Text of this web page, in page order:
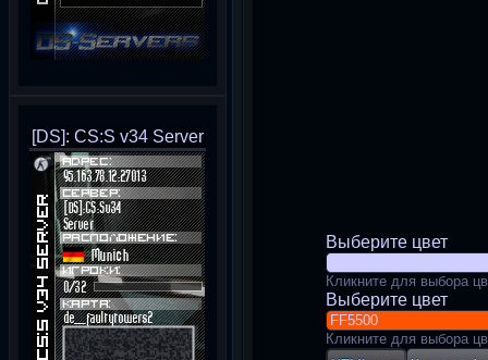
[DS]: CS:S v34 Server
Выберите цвет
Кликните для выбора
Выберите цвет
Кликните для выбора